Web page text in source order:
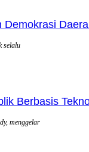
selalu
Berbasis
menggelar